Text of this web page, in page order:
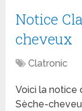
Notice
cheveux
Clatronic
Voici la notice
Sèche-